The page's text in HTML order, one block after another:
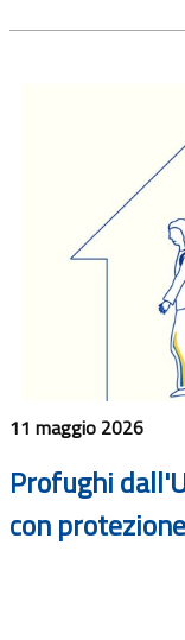
11 maggio 2026
Profughi
con